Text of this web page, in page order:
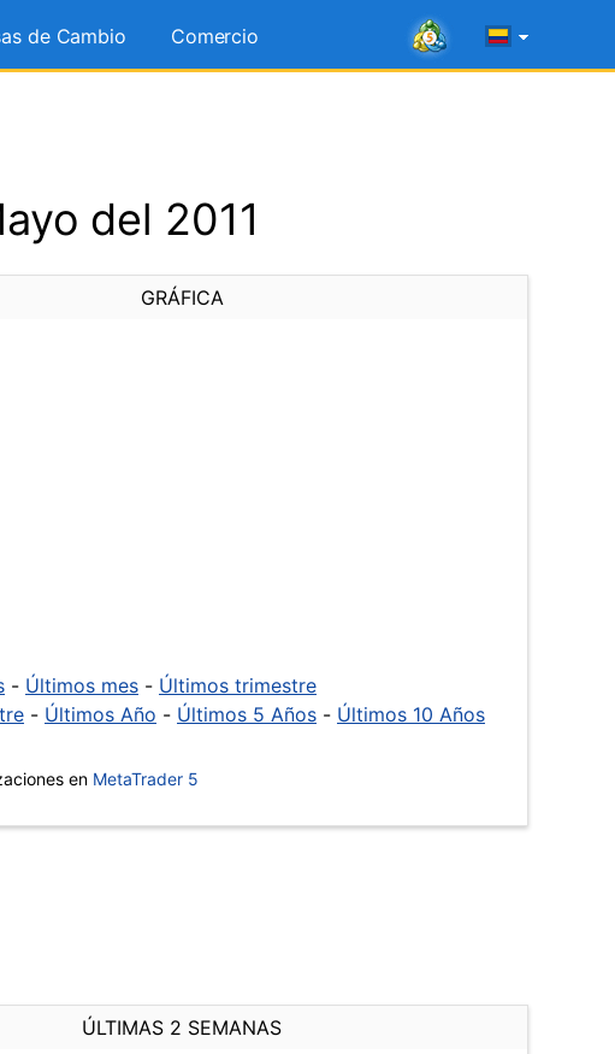
de Cambio Comercio
del 2011
GRÁFICA
- Últimos mes - Últimos trimestre
- Últimos Año - Últimos 5 Años - Últimos 10 Años
en MetaTrader 5
ÚLTIMAS 2 SEMANAS